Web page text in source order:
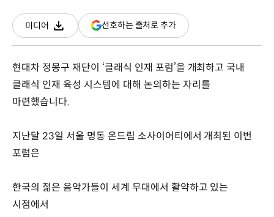
미디어
다운로드
선호하는 출처로 추가(새
창
현대차 정몽구 재단이 ‘클래식 인재 포럼’을 개최하고 국내
클래식 인재 육성 시스템에 대해 논의하는 자리를
마련했습니다.
지난달 23일 서울 명동 온드림 소사이어티에서 개최된 이번
포럼은
한국의 젊은 음악가들이 세계 무대에서 활약하고 있는
시점에서